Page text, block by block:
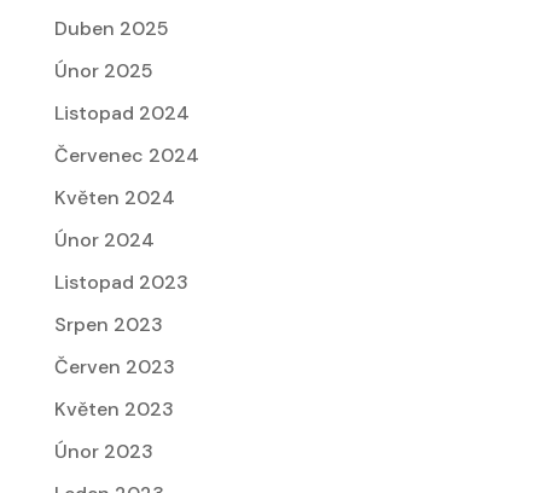
Duben 2025
Únor 2025
Listopad 2024
Červenec 2024
Květen 2024
Únor 2024
Listopad 2023
Srpen 2023
Červen 2023
Květen 2023
Únor 2023